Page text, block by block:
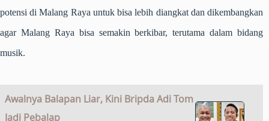
potensi di Malang Raya untuk bisa lebih diangkat dan dikembangkan
agar Malang Raya bisa semakin berkibar, terutama dalam bidang
musik.
Awalnya Balapan Liar, Kini Bripda Adi Tom
Jadi Pebalap